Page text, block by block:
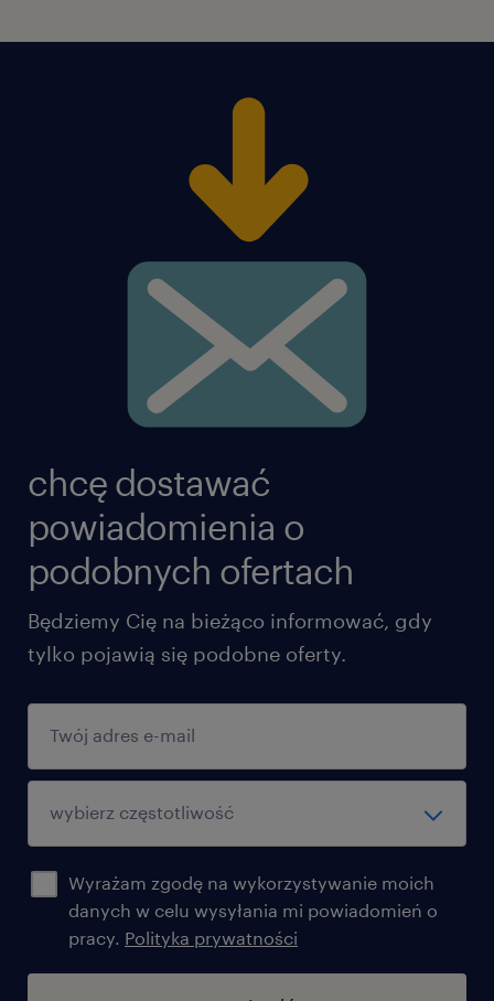
chcę dostawać
powiadomienia o
podobnych ofertach
Będziemy Cię na bieżąco informować, gdy
tylko pojawią się podobne oferty.
Wyrażam zgodę na wykorzystywanie moich
danych w celu wysyłania mi powiadomień o
pracy. Polityka prywatności